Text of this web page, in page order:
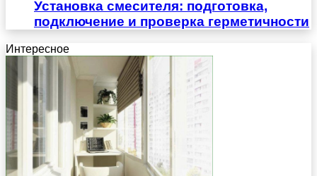
Установка смесителя: подготовка,
подключение и проверка герметичности
Интересное